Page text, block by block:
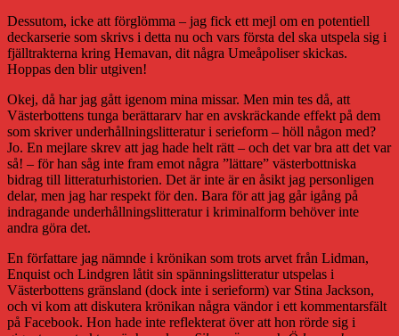
Dessutom, icke att förglömma – jag fick ett mejl om en potentiell
deckarserie som skrivs i detta nu och vars första del ska utspela sig i
fjälltrakterna kring Hemavan, dit några Umeåpoliser skickas.
Hoppas den blir utgiven!
Okej, då har jag gått igenom mina missar. Men min tes då, att
Västerbottens tunga berättararv har en avskräckande effekt på dem
som skriver underhållningslitteratur i serieform – höll någon med?
Jo. En mejlare skrev att jag hade helt rätt – och det var bra att det var
så! – för han såg inte fram emot några ”lättare” västerbottniska
bidrag till litteraturhistorien. Det är inte är en åsikt jag personligen
delar, men jag har respekt för den. Bara för att jag går igång på
indragande underhållningslitteratur i kriminalform behöver inte
andra göra det.
En författare jag nämnde i krönikan som trots arvet från Lidman,
Enquist och Lindgren låtit sin spänningslitteratur utspelas i
Västerbottens gränsland (dock inte i serieform) var Stina Jackson,
och vi kom att diskutera krönikan några vändor i ett kommentarsfält
på Facebook. Hon hade inte reflekterat över att hon rörde sig i